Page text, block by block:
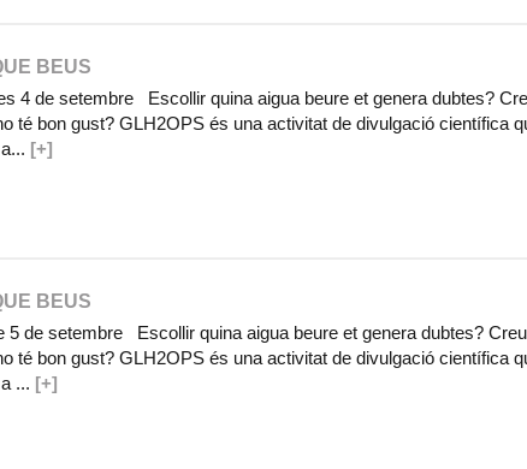
BEUS
4 de setembre Escollir quina aigua beure et genera dubtes?
té bon gust? GLH2OPS és una activitat de divulgació científica
[+]
BEUS
5 de setembre Escollir quina aigua beure et genera dubtes?
té bon gust? GLH2OPS és una activitat de divulgació científica
... [+]